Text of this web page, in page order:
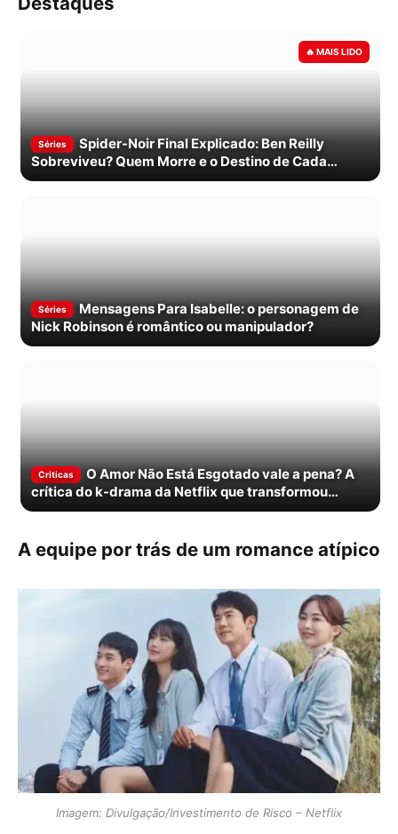
Séries
Spider-Noir Final Explicado: Ben Reilly
Sobreviveu? Quem Morre e o Destino de Cada
Personagem
Séries
Mensagens Para Isabelle: o personagem de
Nick Robinson é romântico ou manipulador?
Criticas
O Amor Não Está Esgotado vale a pena? A
crítica do k-drama da Netflix que transformou
burnout em comédia romântica
A equipe por trás de um romance atípico
Imagem: Divulgação/Investimento de Risco – Netflix